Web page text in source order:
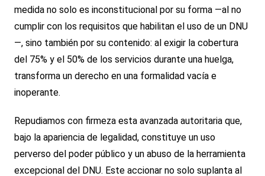
medida no solo es inconstitucional por su forma —al no
cumplir con los requisitos que habilitan el uso de un DNU
—, sino también por su contenido: al exigir la cobertura
del 75% y el 50% de los servicios durante una huelga,
transforma un derecho en una formalidad vacía e
inoperante.
Repudiamos con firmeza esta avanzada autoritaria que,
bajo la apariencia de legalidad, constituye un uso
perverso del poder público y un abuso de la herramienta
excepcional del DNU. Este accionar no solo suplanta al